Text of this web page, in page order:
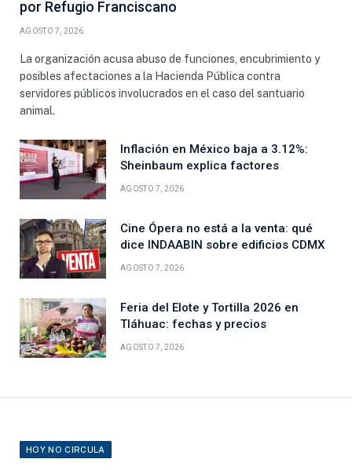
por Refugio Franciscano
AGOSTO 7, 2026
La organización acusa abuso de funciones, encubrimiento y
posibles afectaciones a la Hacienda Pública contra
servidores públicos involucrados en el caso del santuario
animal.
Inflación en México baja a 3.12%:
Sheinbaum explica factores
AGOSTO 7, 2026
Cine Ópera no está a la venta: qué
dice INDAABIN sobre edificios CDMX
AGOSTO 7, 2026
Feria del Elote y Tortilla 2026 en
Tláhuac: fechas y precios
AGOSTO 7, 2026
HOY NO CIRCULA